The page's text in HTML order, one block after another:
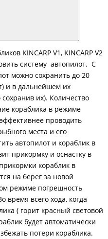
KINCARP V1, KINCARP V2
систему автопилот. С
можно сохранить до 20
и в дальнейшем их
их). Количество
кораблика в режиме
проводить
места и его
автопилот и кораблик в
прикормку и оснастку в
кораблик в
на берег за новой
режиме погрешность
время всего хода, когда
( горит красный световой
будет автоматически
потери кораблика.